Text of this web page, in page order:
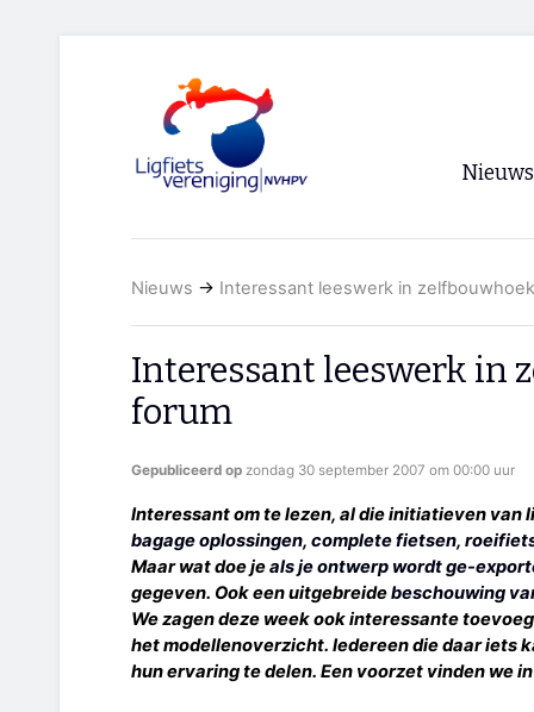
Nieuws
Nieuws → Interessant leeswerk in
Interessant leeswerk in
forum
Gepubliceerd op zondag 30 september 2007 om 00:00 uur
Interessant om te lezen, al die initiatieven van
bagage oplossingen, complete fietsen,
Maar wat doe jeals je ontwerp wordt ge-
gegeven. Ook een uitgebreidebeschouwing
We zagen deze week ook interessante
het modellenoverzicht. Iedereen die daar iets
hun ervaring te delen. Een voorzet vinden we